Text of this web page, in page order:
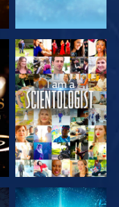
VER